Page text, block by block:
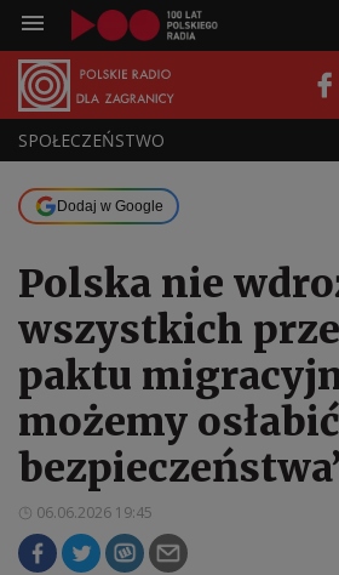
SPOŁECZEŃSTWO
Dodaj w Google
Polska nie
wszystkich
paktu
możemy osłabić
06.06.2026 19:45